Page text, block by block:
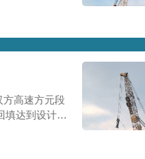
高速方元段
填达到设计标